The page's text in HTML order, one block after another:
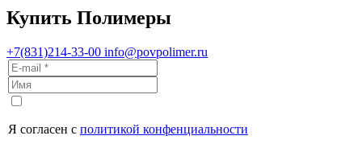
Купить Полимеры
+7(831)214-33-00 info@povpolimer.ru
Я согласен с политикой конфенциальности